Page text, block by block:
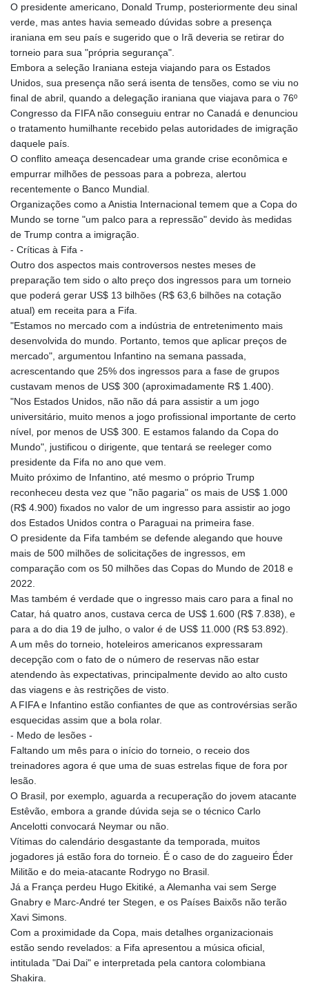
O presidente americano, Donald Trump, posteriormente deu sinal
verde, mas antes havia semeado dúvidas sobre a presença
iraniana em seu país e sugerido que o Irã deveria se retirar do
torneio para sua "própria segurança".
Embora a seleção Iraniana esteja viajando para os Estados
Unidos, sua presença não será isenta de tensões, como se viu no
final de abril, quando a delegação iraniana que viajava para o 76º
Congresso da FIFA não conseguiu entrar no Canadá e denunciou
o tratamento humilhante recebido pelas autoridades de imigração
daquele país.
O conflito ameaça desencadear uma grande crise econômica e
empurrar milhões de pessoas para a pobreza, alertou
recentemente o Banco Mundial.
Organizações como a Anistia Internacional temem que a Copa do
Mundo se torne "um palco para a repressão" devido às medidas
de Trump contra a imigração.
- Críticas à Fifa -
Outro dos aspectos mais controversos nestes meses de
preparação tem sido o alto preço dos ingressos para um torneio
que poderá gerar US$ 13 bilhões (R$ 63,6 bilhões na cotação
atual) em receita para a Fifa.
"Estamos no mercado com a indústria de entretenimento mais
desenvolvida do mundo. Portanto, temos que aplicar preços de
mercado", argumentou Infantino na semana passada,
acrescentando que 25% dos ingressos para a fase de grupos
custavam menos de US$ 300 (aproximadamente R$ 1.400).
"Nos Estados Unidos, não não dá para assistir a um jogo
universitário, muito menos a jogo profissional importante de certo
nível, por menos de US$ 300. E estamos falando da Copa do
Mundo", justificou o dirigente, que tentará se reeleger como
presidente da Fifa no ano que vem.
Muito próximo de Infantino, até mesmo o próprio Trump
reconheceu desta vez que "não pagaria" os mais de US$ 1.000
(R$ 4.900) fixados no valor de um ingresso para assistir ao jogo
dos Estados Unidos contra o Paraguai na primeira fase.
O presidente da Fifa também se defende alegando que houve
mais de 500 milhões de solicitações de ingressos, em
comparação com os 50 milhões das Copas do Mundo de 2018 e
2022.
Mas também é verdade que o ingresso mais caro para a final no
Catar, há quatro anos, custava cerca de US$ 1.600 (R$ 7.838), e
para a do dia 19 de julho, o valor é de US$ 11.000 (R$ 53.892).
A um mês do torneio, hoteleiros americanos expressaram
decepção com o fato de o número de reservas não estar
atendendo às expectativas, principalmente devido ao alto custo
das viagens e às restrições de visto.
A FIFA e Infantino estão confiantes de que as controvérsias serão
esquecidas assim que a bola rolar.
- Medo de lesões -
Faltando um mês para o início do torneio, o receio dos
treinadores agora é que uma de suas estrelas fique de fora por
lesão.
O Brasil, por exemplo, aguarda a recuperação do jovem atacante
Estêvão, embora a grande dúvida seja se o técnico Carlo
Ancelotti convocará Neymar ou não.
Vítimas do calendário desgastante da temporada, muitos
jogadores já estão fora do torneio. É o caso de do zagueiro Éder
Militão e do meia-atacante Rodrygo no Brasil.
Já a França perdeu Hugo Ekitiké, a Alemanha vai sem Serge
Gnabry e Marc-André ter Stegen, e os Países Baixõs não terão
Xavi Simons.
Com a proximidade da Copa, mais detalhes organizacionais
estão sendo revelados: a Fifa apresentou a música oficial,
intitulada "Dai Dai" e interpretada pela cantora colombiana
Shakira.